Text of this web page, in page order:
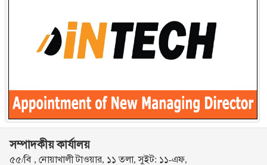
সম্পাদকীয় কার্যালয়
৫৫/বি , নোয়াখালী টাওয়ার, ১১ তলা, সুইট: ১১-এফ,